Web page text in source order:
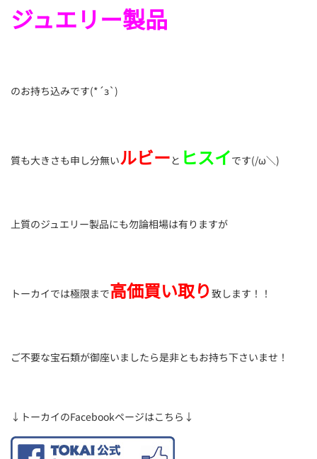
ジュエリー製品
のお持ち込みです(*´з`)
質も大きさも申し分無いルビーと ヒスイです(/ω＼)
上質のジュエリー製品にも勿論相場は有りますが
トーカイでは極限まで高価買い取り 致します！！
ご不要な宝石類が御座いましたら是非ともお持ち下さいませ！
↓トーカイのFacebookページはこちら↓